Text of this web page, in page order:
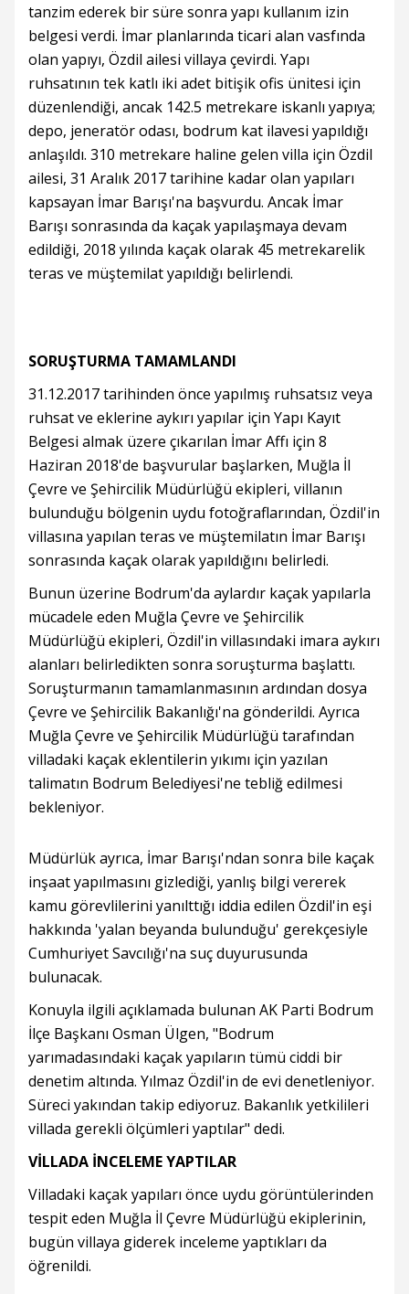
tanzim ederek bir süre sonra yapı kullanım izin
belgesi verdi. İmar planlarında ticari alan vasfında
olan yapıyı, Özdil ailesi villaya çevirdi. Yapı
ruhsatının tek katlı iki adet bitişik ofis ünitesi için
düzenlendiği, ancak 142.5 metrekare iskanlı yapıya;
depo, jeneratör odası, bodrum kat ilavesi yapıldığı
anlaşıldı. 310 metrekare haline gelen villa için Özdil
ailesi, 31 Aralık 2017 tarihine kadar olan yapıları
kapsayan İmar Barışı'na başvurdu. Ancak İmar
Barışı sonrasında da kaçak yapılaşmaya devam
edildiği, 2018 yılında kaçak olarak 45 metrekarelik
teras ve müştemilat yapıldığı belirlendi.
SORUŞTURMA TAMAMLANDI
31.12.2017 tarihinden önce yapılmış ruhsatsız veya
ruhsat ve eklerine aykırı yapılar için Yapı Kayıt
Belgesi almak üzere çıkarılan İmar Affı için 8
Haziran 2018'de başvurular başlarken, Muğla İl
Çevre ve Şehircilik Müdürlüğü ekipleri, villanın
bulunduğu bölgenin uydu fotoğraflarından, Özdil'in
villasına yapılan teras ve müştemilatın İmar Barışı
sonrasında kaçak olarak yapıldığını belirledi.
Bunun üzerine Bodrum'da aylardır kaçak yapılarla
mücadele eden Muğla Çevre ve Şehircilik
Müdürlüğü ekipleri, Özdil'in villasındaki imara aykırı
alanları belirledikten sonra soruşturma başlattı.
Soruşturmanın tamamlanmasının ardından dosya
Çevre ve Şehircilik Bakanlığı'na gönderildi. Ayrıca
Muğla Çevre ve Şehircilik Müdürlüğü tarafından
villadaki kaçak eklentilerin yıkımı için yazılan
talimatın Bodrum Belediyesi'ne tebliğ edilmesi
bekleniyor.
Müdürlük ayrıca, İmar Barışı'ndan sonra bile kaçak
inşaat yapılmasını gizlediği, yanlış bilgi vererek
kamu görevlilerini yanılttığı iddia edilen Özdil'in eşi
hakkında 'yalan beyanda bulunduğu' gerekçesiyle
Cumhuriyet Savcılığı'na suç duyurusunda
bulunacak.
Konuyla ilgili açıklamada bulunan AK Parti Bodrum
İlçe Başkanı Osman Ülgen, "Bodrum
yarımadasındaki kaçak yapıların tümü ciddi bir
denetim altında. Yılmaz Özdil'in de evi denetleniyor.
Süreci yakından takip ediyoruz. Bakanlık yetkilileri
villada gerekli ölçümleri yaptılar" dedi.
VİLLADA İNCELEME YAPTILAR
Villadaki kaçak yapıları önce uydu görüntülerinden
tespit eden Muğla İl Çevre Müdürlüğü ekiplerinin,
bugün villaya giderek inceleme yaptıkları da
öğrenildi.